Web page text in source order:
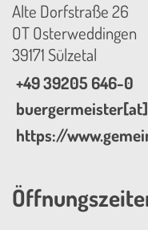
Alte Dorfstraße 26
OT Osterweddingen
39171 Sülzetal
+49 39205 646-0
https://